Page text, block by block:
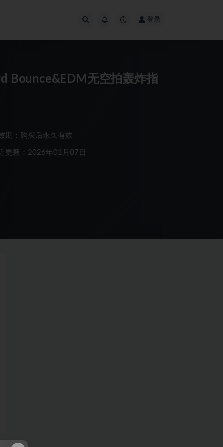
登录
Bounce&EDM无空拍轰炸指
期：购买后永久有效
更新：2026年01月07日